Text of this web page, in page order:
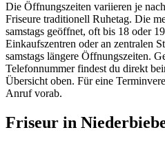
Die Öffnungszeiten variieren je
Friseure traditionell Ruhetag. Die
samstags geöffnet, oft bis 18 oder
Einkaufszentren oder an zentralen
samstags längere Öffnungszeiten.
Telefonnummer findest du direkt
Übersicht oben. Für eine
Anruf vorab.
Friseur in